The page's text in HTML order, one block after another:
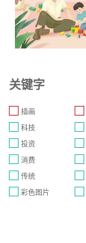
关键字
插画
科技
投资
消费
传统
彩色图片